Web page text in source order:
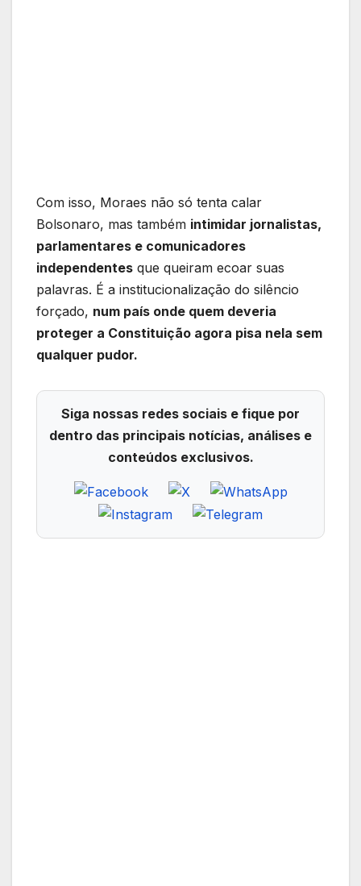
Com isso, Moraes não só tenta calar
Bolsonaro, mas também intimidar jornalistas,
parlamentares e comunicadores
independentes que queiram ecoar suas
palavras. É a institucionalização do silêncio
forçado, num país onde quem deveria
proteger a Constituição agora pisa nela sem
qualquer pudor.
Siga nossas redes sociais e fique por
dentro das principais notícias, análises e
conteúdos exclusivos.